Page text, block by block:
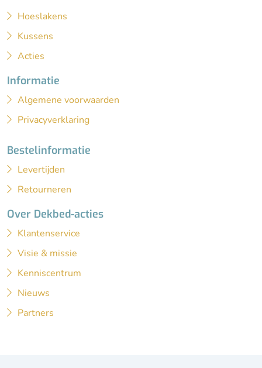
Hoeslakens
Kussens
Acties
Informatie
Algemene voorwaarden
Privacyverklaring
Bestelinformatie
Levertijden
Retourneren
Over Dekbed-acties
Klantenservice
Visie & missie
Kenniscentrum
Nieuws
Partners